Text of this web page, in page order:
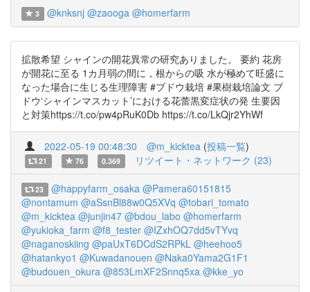
3 @knksnj @zaooga @homerfarm
拡散希望 シャインの開花異常の研究ありました。 要約 花房
が開花に至る 1カ月弱の間に，根からの吸 水が極めて旺盛に
なった場合に生じる生理障害 #ブドウ栽培 #果樹栽培論文 ブ
ドウ‘シャインマスカット’における花蕾黒変症状の発 生要因
と対策https://t.co/pw4pRuK0Db https://t.co/LkQjr2YhWf
2022-05-19 00:48:30 @m_kicktea (投稿一覧)
21 76 0.369 リツイート・ネットワーク (23)
23 @happyfarm_osaka @Pamera60151815
@nontamum @aSsnBl88w0Q5XVq @tobari_tomato
@m_kicktea @junjin47 @bdou_labo @homerfarm
@yukioka_farm @f8_tester @IZxhOQ7dd5vTYvq
@naganoskiing @paUxT6DCdS2RPkL @heehoo5
@hatankyo1 @Kuwadanouen @Naka0Yama2G1F1
@budouen_okura @853LmXF2Snnq5xa @kke_yo